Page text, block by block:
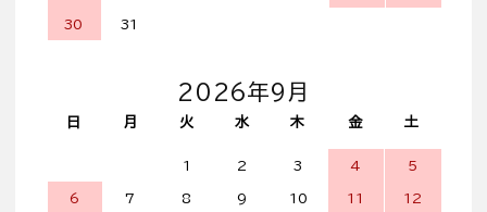
30 31
2026年9月
日 月 火 水 木 金 土
1 2 3 4 5
6 7 8 9 10 11 12